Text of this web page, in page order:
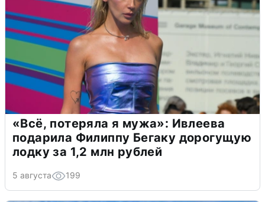
«Всё, потеряла я мужа»: Ивлеева
подарила Филиппу Бегаку дорогущую
лодку за 1,2 млн рублей
5 августа 199